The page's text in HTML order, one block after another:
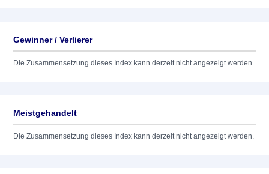
Gewinner / Verlierer
Die Zusammensetzung dieses Index kann derzeit nicht angezeigt werden.
Meistgehandelt
Die Zusammensetzung dieses Index kann derzeit nicht angezeigt werden.